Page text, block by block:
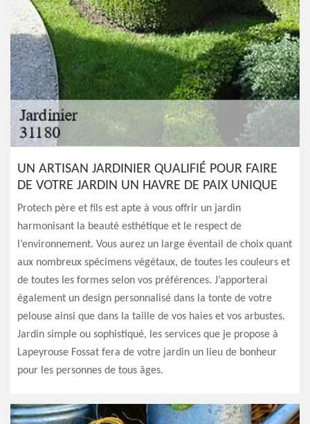
UN ARTISAN JARDINIER QUALIFIÉ POUR FAIRE
DE VOTRE JARDIN UN HAVRE DE PAIX UNIQUE
Protech père et fils est apte à vous offrir un jardin
harmonisant la beauté esthétique et le respect de
l’environnement. Vous aurez un large éventail de choix quant
aux nombreux spécimens végétaux, de toutes les couleurs et
de toutes les formes selon vos préférences. J’apporterai
également un design personnalisé dans la tonte de votre
pelouse ainsi que dans la taille de vos haies et vos arbustes.
Jardin simple ou sophistiqué, les services que je propose à
Lapeyrouse Fossat fera de votre jardin un lieu de bonheur
pour les personnes de tous âges.